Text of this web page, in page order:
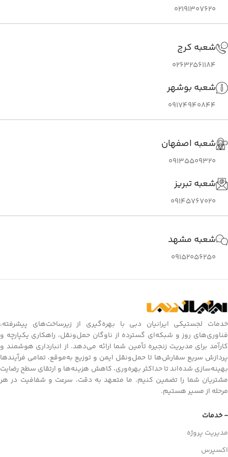
02191307620
شعبه کرج
02632561184
شعبه بوشهر
09174940844
شعبه اصفهان
09135509320
شعبه تبریز
09145767020
شعبه مشهد
09152056250
خدمات لجستیکی ایرانیان دبی با بهره‌گیری از زیرساخت‌های پیشرفته،
فناوری‌های روز و شبکه‌ای گسترده از ناوگان حمل‌ونقل، راهکاری یکپارچه و
کارآمد برای مدیریت زنجیره تأمین شما ارائه می‌دهد. از انبارداری هوشمند و
پردازش سریع سفارش‌ها تا حمل‌ونقل ایمن و توزیع به‌موقع، تمامی فرآیندها
بهینه‌سازی شده‌اند تا حداکثر بهره‌وری، کاهش هزینه‌ها و ارتقای سطح رضایت
مشتریان شما را تضمین کنیم. ما متعهد به دقت، سرعت و شفافیت در هر
مرحله از مسیر هستیم.
- خدمات
مدیریت پروژه
اکسپرس